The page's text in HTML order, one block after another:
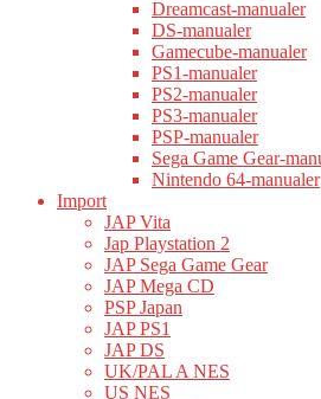
Dreamcast-manualer
DS-manualer
Gamecube-manualer
PS1-manualer
PS2-manualer
PS3-manualer
PSP-manualer
Sega Game Gear-
Nintendo 64-manualer
Import
JAP Vita
Jap Playstation 2
JAP Sega Game Gear
JAP Mega CD
PSP Japan
JAP PS1
JAP DS
UK/PAL A NES
US NES